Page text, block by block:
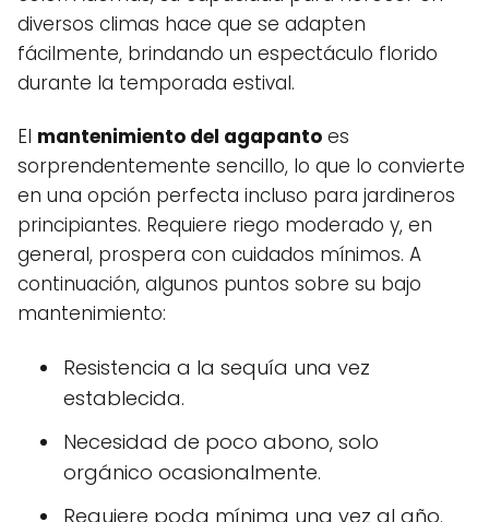
diversos climas hace que se adapten
fácilmente, brindando un espectáculo florido
durante la temporada estival.
El mantenimiento del agapanto es
sorprendentemente sencillo, lo que lo convierte
en una opción perfecta incluso para jardineros
principiantes. Requiere riego moderado y, en
general, prospera con cuidados mínimos. A
continuación, algunos puntos sobre su bajo
mantenimiento:
Resistencia a la sequía una vez
establecida.
Necesidad de poco abono, solo
orgánico ocasionalmente.
Requiere poda mínima una vez al año.